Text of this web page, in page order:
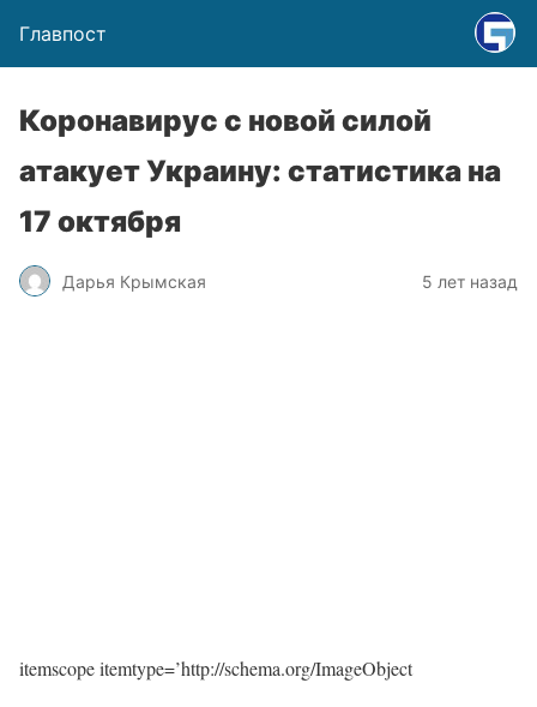
Главпост
Коронавирус с новой силой
атакует Украину: статистика на
17 октября
Дарья Крымская 5 лет назад
itemscope itemtype=’http://schema.org/ImageObject